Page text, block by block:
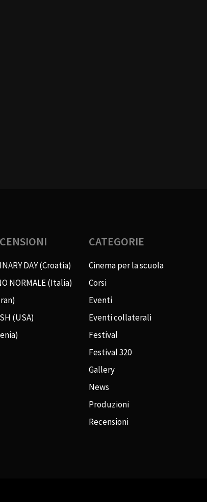
DAY (Croatia)
NORMALE (Italia)
(USA)
CATEGORIE
Cinema per la scuola
Corsi
Eventi
Eventi collaterali
Festival
Festival 320
Gallery
News
Produzioni
Recensioni